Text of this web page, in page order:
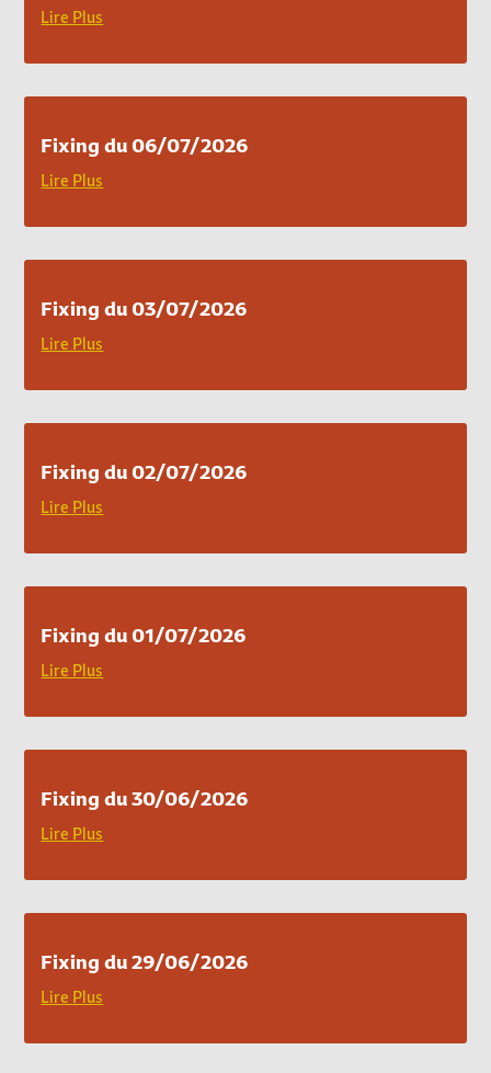
Lire Plus
Fixing du 06/07/2026
Lire Plus
Fixing du 03/07/2026
Lire Plus
Fixing du 02/07/2026
Lire Plus
Fixing du 01/07/2026
Lire Plus
Fixing du 30/06/2026
Lire Plus
Fixing du 29/06/2026
Lire Plus